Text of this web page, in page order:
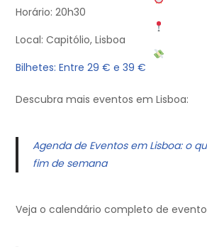
Horário: 20h30
Local: Capitólio, Lisboa
Bilhetes: Entre 29 € e 39 €
Descubra mais eventos em Lisboa:
Agenda de Eventos em Lisboa: o
fim de semana
Veja o calendário completo de